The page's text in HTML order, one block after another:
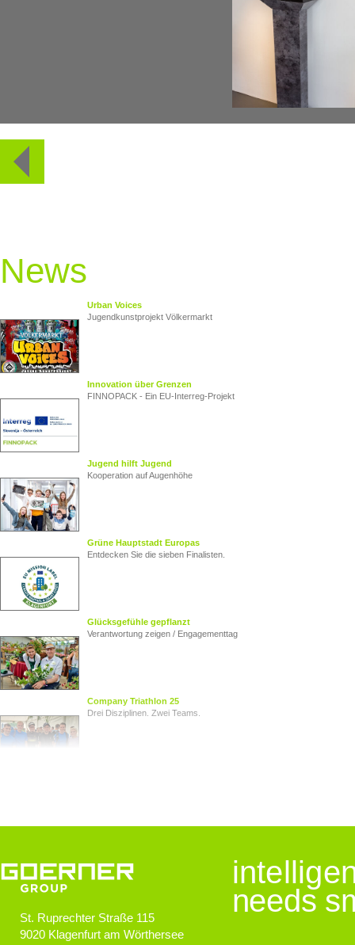
News
Urban Voices
Jugendkunstprojekt Völkermarkt
Innovation über Grenzen
FINNOPACK - Ein EU‑Interreg‑Projekt
Jugend hilft Jugend
Kooperation auf Augenhöhe
Grüne Hauptstadt Europas
Entdecken Sie die sieben Finalisten.
Glücksgefühle gepflanzt
Verantwortung zeigen / Engagementtag
Company Triathlon 25
Drei Disziplinen. Zwei Teams.
Goerner Group unterstützt JUNO
GOERNER Group supportet
St. Ruprechter Straße 115
9020 Klagenfurt am Wörthersee
needs